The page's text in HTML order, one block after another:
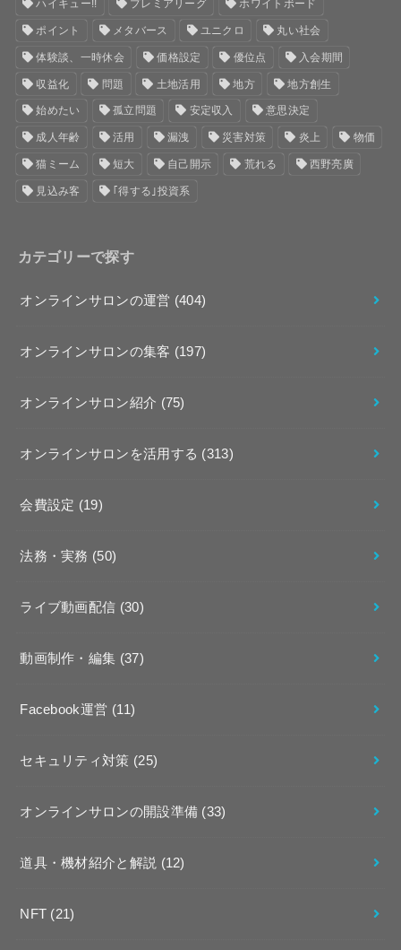
ハイキュー!! プレミアリーグ ホワイトボード
ポイント メタバース ユニクロ 丸い社会
体験談、一時休会 価格設定 優位点 入会期間
収益化 問題 土地活用 地方 地方創生
始めたい 孤立問題 安定収入 意思決定
成人年齢 活用 漏洩 災害対策 炎上 物価
猫ミーム 短大 自己開示 荒れる 西野亮廣
見込み客 ｢得する｣投資系
カテゴリーで探す
オンラインサロンの運営 (404)
オンラインサロンの集客 (197)
オンラインサロン紹介 (75)
オンラインサロンを活用する (313)
会費設定 (19)
法務・実務 (50)
ライブ動画配信 (30)
動画制作・編集 (37)
Facebook運営 (11)
セキュリティ対策 (25)
オンラインサロンの開設準備 (33)
道具・機材紹介と解説 (12)
NFT (21)